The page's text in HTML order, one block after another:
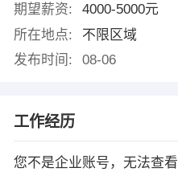
期望薪资:
4000-5000元
所在地点:
不限区域
发布时间:
08-06
工作经历
您不是企业账号，无法查看